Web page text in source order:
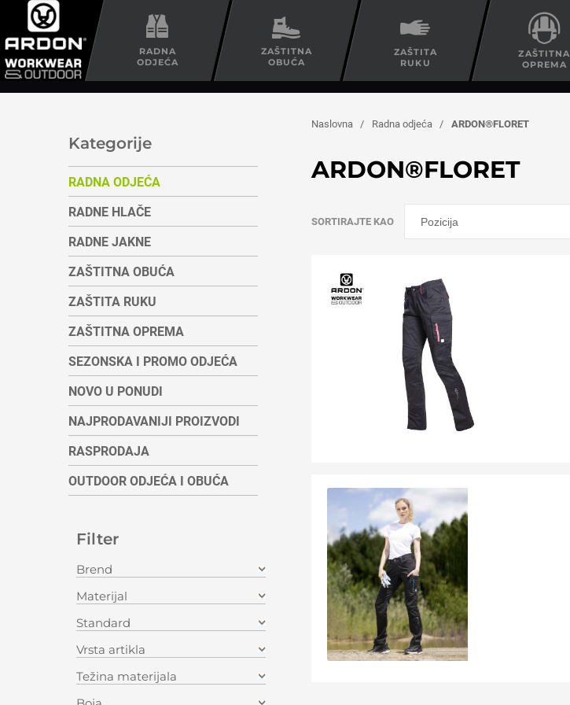
RADNA
ODJEĆA
ZAŠTITNA
OBUĆA
ZAŠTITA
RUKU
ZAŠTITNA
OPREMA
Naslovna / Radna odjeća / ARDON®FLORET
ARDON®FLORET
SORTIRAJTE KAO
Kategorije
RADNA ODJEĆA
RADNE HLAČE
RADNE JAKNE
ZAŠTITNA OBUĆA
ZAŠTITA RUKU
ZAŠTITNA OPREMA
SEZONSKA I PROMO ODJEĆA
NOVO U PONUDI
NAJPRODAVANIJI PROIZVODI
RASPRODAJA
OUTDOOR ODJEĆA I OBUĆA
Filter
Brend
Materijal
Standard
Vrsta artikla
Težina materijala